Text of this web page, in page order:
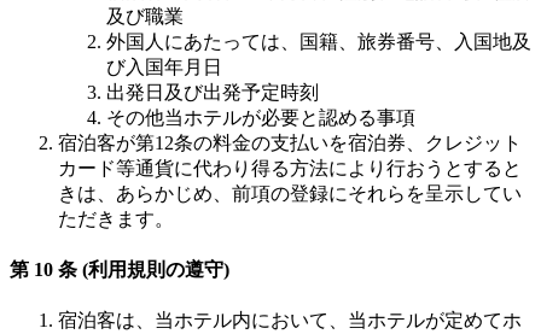
及び職業
外国人にあたっては、国籍、旅券番号、入国地及
び入国年月日
出発日及び出発予定時刻
その他当ホテルが必要と認める事項
宿泊客が第12条の料金の支払いを宿泊券、クレジット
カード等通貨に代わり得る方法により行おうとすると
きは、あらかじめ、前項の登録にそれらを呈示してい
ただきます。
第 10 条 (利用規則の遵守)
宿泊客は、当ホテル内において、当ホテルが定めてホ